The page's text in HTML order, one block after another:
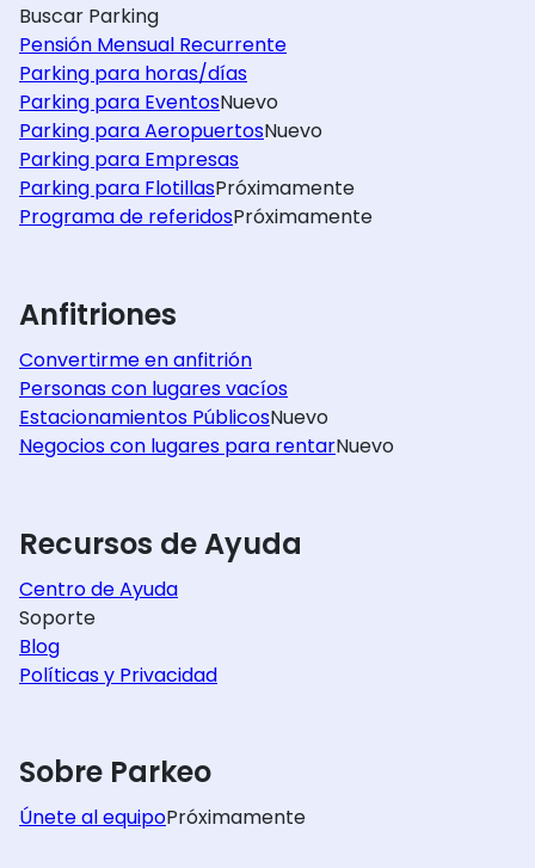
Buscar Parking
Pensión Mensual Recurrente
Parking para horas/días
Parking para EventosNuevo
Parking para AeropuertosNuevo
Parking para Empresas
Parking para FlotillasPróximamente
Programa de referidosPróximamente
Anfitriones
Convertirme en anfitrión
Personas con lugares vacíos
Estacionamientos PúblicosNuevo
Negocios con lugares para rentarNuevo
Recursos de Ayuda
Centro de Ayuda
Soporte
Blog
Políticas y Privacidad
Sobre Parkeo
Únete al equipoPróximamente